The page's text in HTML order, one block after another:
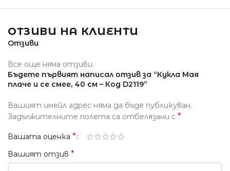
ОТЗИВИ НА КЛИЕНТИ
Отзиви
Все още няма отзиви.
Бъдете първият написал отзив за “Кукла Мая
плаче и се смее, 40 см – Код D2119”
Вашият имейл адрес няма да бъде публикуван.
Задължителните полета са отбелязани с *
Вашата оценка *
Вашият отзив *